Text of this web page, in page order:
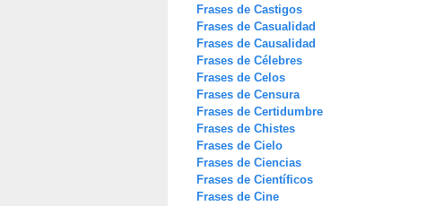
Frases de Castigos
Frases de Casualidad
Frases de Causalidad
Frases de Célebres
Frases de Celos
Frases de Censura
Frases de Certidumbre
Frases de Chistes
Frases de Cielo
Frases de Ciencias
Frases de Científicos
Frases de Cine